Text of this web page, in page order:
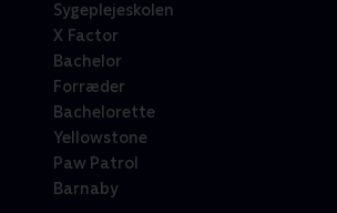
Sygeplejeskolen
X Factor
Bachelor
Forræder
Bachelorette
Yellowstone
Paw Patrol
Barnaby